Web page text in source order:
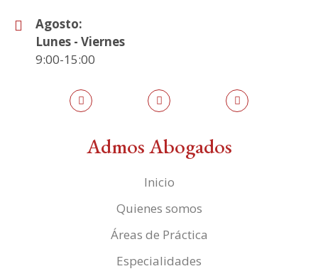
Agosto:
Lunes - Viernes
9:00-15:00
Admos Abogados
Inicio
Quienes somos
Áreas de Práctica
Especialidades